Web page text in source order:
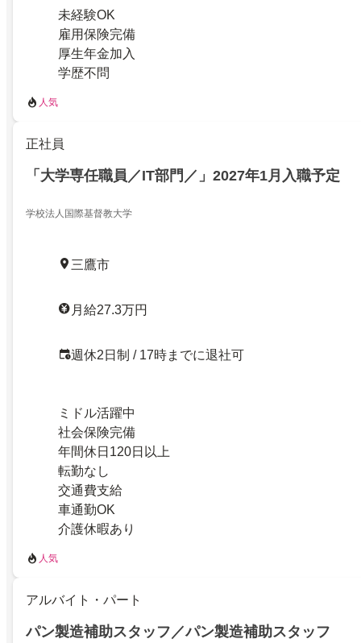
未経験OK
雇用保険完備
厚生年金加入
学歴不問
人気
正社員
「大学専任職員／IT部門／」2027年1月入職予定
学校法人国際基督教大学
三鷹市
月給27.3万円
週休2日制 / 17時までに退社可
ミドル活躍中
社会保険完備
年間休日120日以上
転勤なし
交通費支給
車通勤OK
介護休暇あり
人気
アルバイト・パート
パン製造補助スタッフ／パン製造補助スタッフ